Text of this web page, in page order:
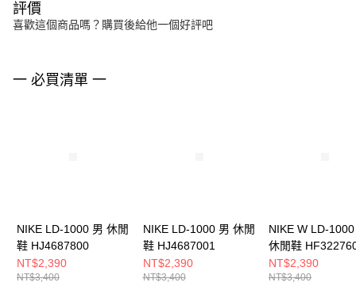
評價
喜歡這個商品嗎？購買後給他一個好評吧
一 必買清單 一
NIKE LD-1000 男 休閒
鞋 HJ4687800
NT$2,390
NT$3,400
NIKE LD-1000 男 休閒
鞋 HJ4687001
NT$2,390
NT$3,400
NIKE W LD-
休閒鞋
NT$2,390
NT$3,400